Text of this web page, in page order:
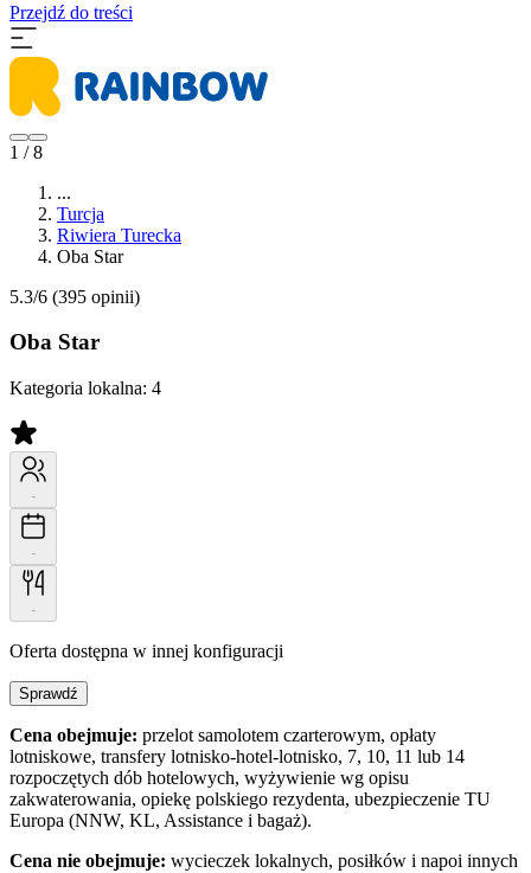
Przejdź do treści
1 / 8
...
Turcja
Riwiera Turecka
Oba Star
5.3/6 (395 opinii)
Oba Star
Kategoria lokalna: 4
-
-
-
Oferta dostępna w innej konfiguracji
Sprawdź
Cena obejmuje: przelot samolotem czarterowym, opłaty
lotniskowe, transfery lotnisko-hotel-lotnisko, 7, 10, 11 lub 14
rozpoczętych dób hotelowych, wyżywienie wg opisu
zakwaterowania, opiekę polskiego rezydenta, ubezpieczenie TU
Europa (NNW, KL, Assistance i bagaż).
Cena nie obejmuje: wycieczek lokalnych, posiłków i napoi innych